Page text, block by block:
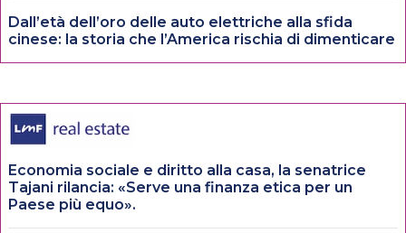
Dall’età dell’oro delle auto elettriche alla sfida
cinese: la storia che l’America rischia di dimenticare
Economia sociale e diritto alla casa, la senatrice
Tajani rilancia: «Serve una finanza etica per un
Paese più equo».